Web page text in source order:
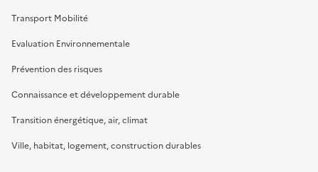
Transport Mobilité
Evaluation Environnementale
Prévention des risques
Connaissance et développement durable
Transition énergétique, air, climat
Ville, habitat, logement, construction durables